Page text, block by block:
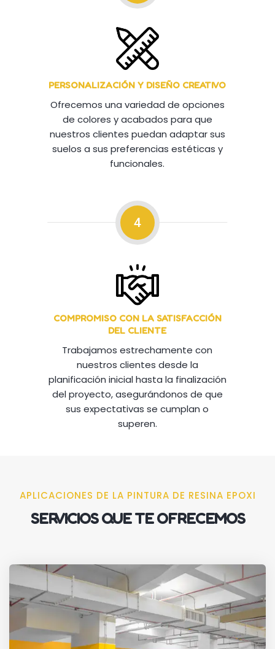
PERSONALIZACIÓN Y DISEÑO CREATIVO
Ofrecemos una variedad de opciones
de colores y acabados para que
nuestros clientes puedan adaptar sus
suelos a sus preferencias estéticas y
funcionales.
4
COMPROMISO CON LA SATISFACCIÓN
DEL CLIENTE
Trabajamos estrechamente con
nuestros clientes desde la
planificación inicial hasta la finalización
del proyecto, asegurándonos de que
sus expectativas se cumplan o
superen.
APLICACIONES DE LA PINTURA DE RESINA EPOXI
SERVICIOS QUE TE OFRECEMOS